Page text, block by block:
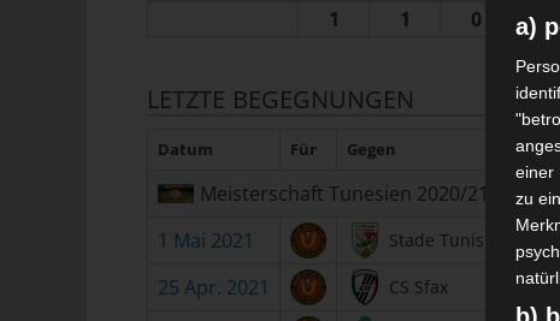
1
1 0
LETZTE BEGEGNUNGEN
Datum Für Gegen
Meisterschaft Tunesien 2020/21
1 Mai 2021
Stade Tunisien
25 Apr. 2021
CS Sfax
a)
einer
zu